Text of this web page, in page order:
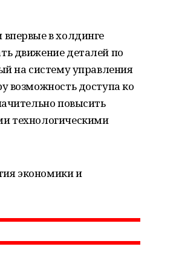
в холдинге
движение деталей по
на систему управления
возможность доступа ко
повысить
технологическими
экономики и